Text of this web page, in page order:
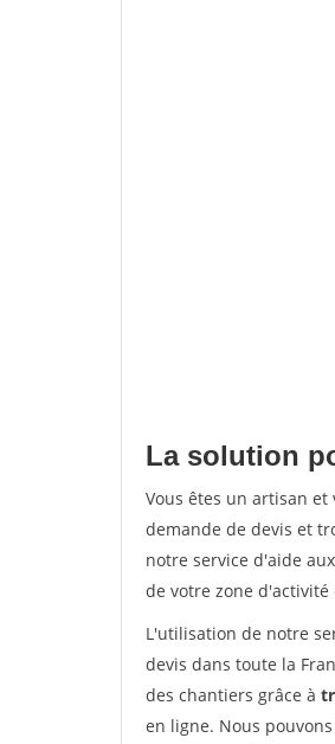
La solution
Vous êtes un artisan
demande de devis et
notre service d'aide
de votre zone
L'utilisation de notre
devis dans toute la
des chantiers grâce à
en ligne. Nous